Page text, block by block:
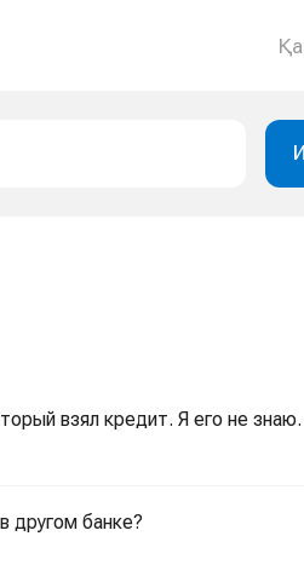
взял кредит. Я его не знаю.
другом банке?